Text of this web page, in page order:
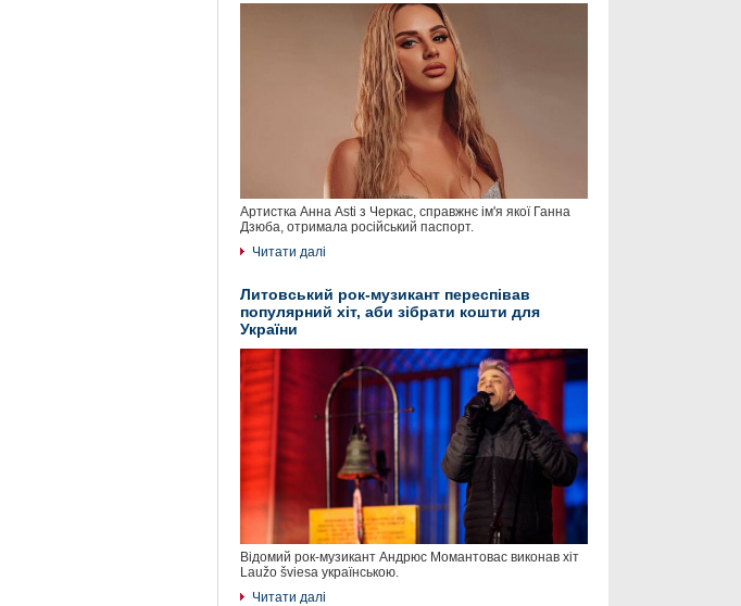
Артистка Анна Asti з Черкас, справжнє ім'я якої Ганна
Дзюба, отримала російський паспорт.
Читати далі
Литовський рок-музикант переспівав
популярний хіт, аби зібрати кошти для
України
Відомий рок-музикант Андрюс Момантовас виконав хіт
Laužo šviesa українською.
Читати далі